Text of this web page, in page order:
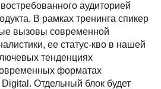
аудиторией
В рамках тренинга спикер
вызовы современной
ее статус-кво в нашей
тенденциях
форматах
Отдельный блок будет